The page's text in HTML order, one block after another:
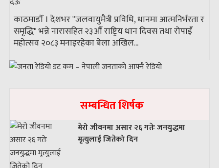
काठमाडौँ । देशभर "जलवायुमैत्री प्रविधि, धानमा आत्मनिर्भरता र
समृद्धि" भन्ने नारासहित २३औँ राष्ट्रिय धान दिवस तथा रोपाइँ
महोत्सव २०८३ मनाइरहेका बेला अखिल...
सम्बन्धित शिर्षक
मेरो जीवनमा असार २६ गतेः जनयुद्धमा
मृत्युलाई जितेको दिन